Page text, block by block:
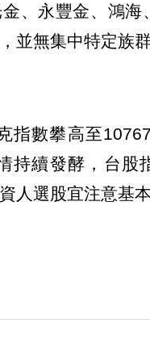
、永豐金、鴻海
並無集中特定族群
指數攀高至
持續發酵，台股
人選股宜注意基本